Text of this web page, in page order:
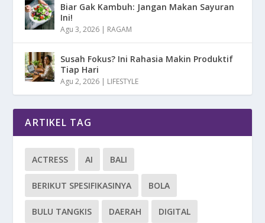
Biar Gak Kambuh: Jangan Makan Sayuran
Ini!
Agu 3, 2026 | RAGAM
Susah Fokus? Ini Rahasia Makin Produktif
Tiap Hari
Agu 2, 2026 | LIFESTYLE
ARTIKEL TAG
ACTRESS AI BALI
BERIKUT SPESIFIKASINYA BOLA
BULU TANGKIS DAERAH DIGITAL